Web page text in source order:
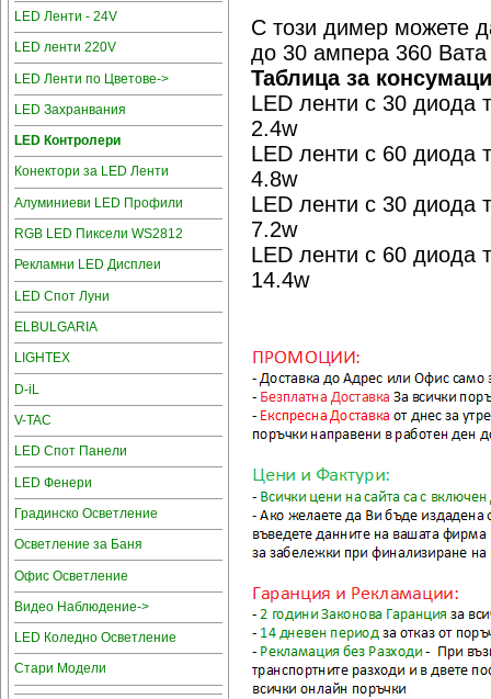
LED Ленти - 24V
LED ленти 220V
LED Ленти по Цветове->
LED Захранвания
LED Контролери
Конектори за LED Ленти
Алуминиеви LED Профили
RGB LED Пиксели WS2812
Рекламни LED Дисплеи
LED Спот Луни
ELBULGARIA
LIGHTEX
D-iL
V-TAC
LED Спот Панели
LED Фенери
Градинско Осветление
Осветление за Баня
Офис Осветление
Видео Наблюдение->
LED Коледно Осветление
Стари Модели
С този димер можете
до 30 ампера 360 Вата
Таблица за
LED ленти с 30 диода
2.4w
LED ленти с 60 диода
4.8w
LED ленти с 30 диода
7.2w
LED ленти с 60 диода
14.4w